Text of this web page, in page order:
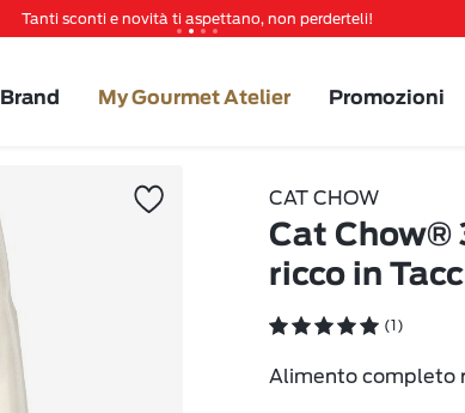
Tanti sconti e novità ti aspettano, non perderteli!
Invita un amico per te 5€ di sconto sul prossimo ordine!
Brand My Gourmet Atelier Promozioni
CAT CHOW
Cat Chow®
ricco in
(1)
Alimento completo